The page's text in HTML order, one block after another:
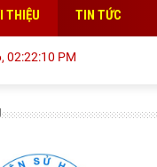
THIỆU TIN TỨC
02:22:10 PM